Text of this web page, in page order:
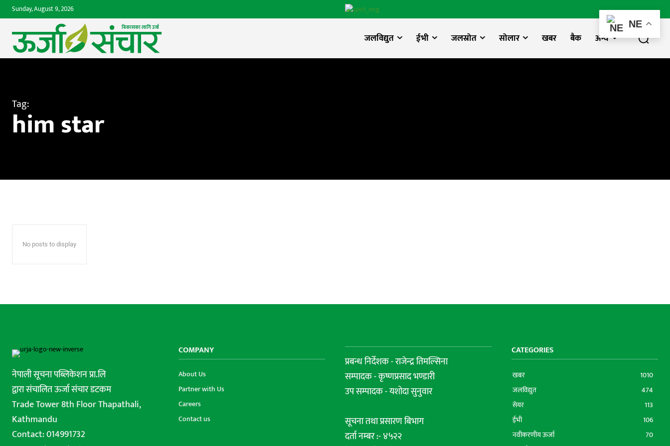
Sunday, August 9, 2026
बिकासका लागि उर्जा
जलविद्युत ईभी जलस्रोत सोलार खबर बैक अन्य
Tag:
him star
No posts to display
नेपाली सूचना पब्लिकेशन प्रा.लि
द्वारा संचालित ऊर्जा संचार डटकम
Trade Tower 8th Floor Thapathali,
Kathmandu
Contact: 014991732
COMPANY
About Us
Partner with Us
Careers
Contact us
प्रबन्ध निर्देशक - राजेन्द्र तिमल्सिना
सम्पादक - कृष्णप्रसाद भण्डारी
उप सम्पादक - यशोदा सुनुवार
सूचना तथा प्रसारण बिभाग
दर्ता नम्बर :- ४५२२
CATEGORIES
खबर
1010
जलविद्युत
474
सेयर
113
ईभी
106
नवीकरणीय ऊर्जा
70
NE